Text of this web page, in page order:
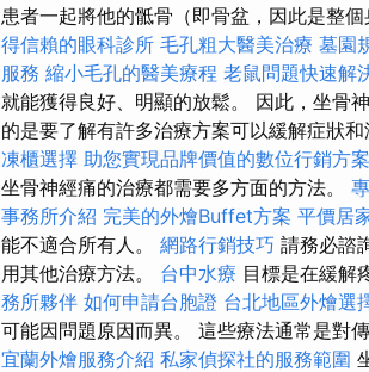
患者一起將他的骶骨（即骨盆，因此是整
得信賴的眼科診所 毛孔粗大醫美治療 墓園
服務 縮小毛孔的醫美療程 老鼠問題快速解
就能獲得良好、明顯的放鬆。 因此，坐骨
的是要了解有許多治療方案可以緩解症狀和
凍櫃選擇 助您實現品牌價值的數位行銷方案
坐骨神經痛的治療都需要多方面的方法。
事務所介紹 完美的外燴Buffet方案 平價居
能不適合所有人。 網路行銷技巧 請務必諮
用其他治療方法。 台中水療 目標是在緩解
務所夥伴 如何申請台胞證 台北地區外燴選
可能因問題原因而異。 這些療法通常是對
宜蘭外燴服務介紹 私家偵探社的服務範圍